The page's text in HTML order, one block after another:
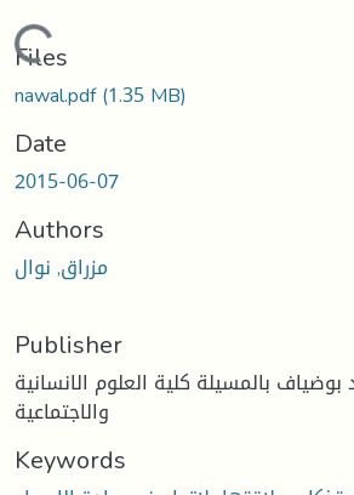
Loading...
Files
nawal.pdf(1.35 MB)
Date
2015-06-07
Authors
مزراق, نوال
Publisher
بالمسيلة كلية العلوم الانسانية
والاجتماعية
Keywords